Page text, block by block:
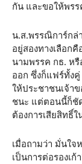
กัน และขอให้พร
น.ส.พรรณิการ์กล่
อยู่สองทางเลือก
นามพรรค กธ. ห
ออก ซึ่งก็แฟร์ทั้ง
ให้ประชาชนเจ้า
ชนะ แต่ตอนนี้ก็ชั
ต้องการเสียสิทธิ์ใ
เมื่อถามว่า มั่นใจ
เป็นการต่อรองเ